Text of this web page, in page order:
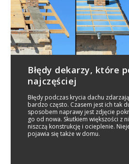
Błędy dekarzy, które
najczęściej
Błędy podczas krycia dachu
bardzo często. Czasem jest ich tak
sposobem naprawy jest zdjęcie
go od nowa. Skutkiem większości z
niszczą konstrukcję i ocieplenie.
pojawia się także w domu.